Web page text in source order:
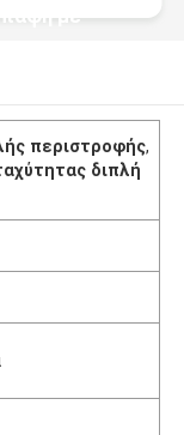
με
περιστροφής,
διπλή